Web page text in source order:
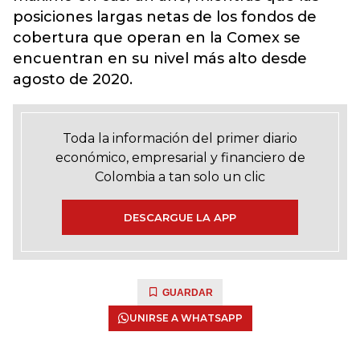
posiciones largas netas de los fondos de
cobertura que operan en la Comex se
encuentran en su nivel más alto desde
agosto de 2020.
Toda la información del primer diario
económico, empresarial y financiero de
Colombia a tan solo un clic
DESCARGUE LA APP
GUARDAR
UNIRSE A WHATSAPP